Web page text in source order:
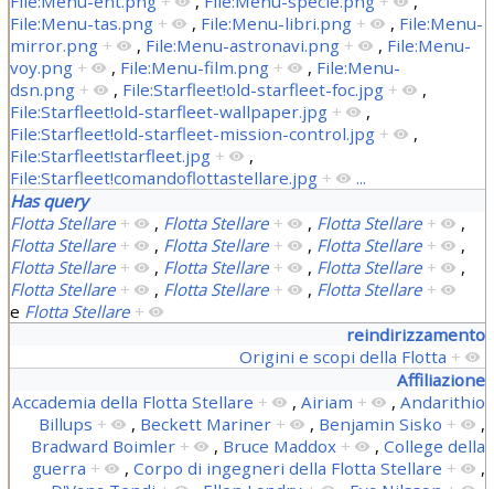
File:Menu-tas.png + , File:Menu-libri.png + , File:Menu-
mirror.png + , File:Menu-astronavi.png + , File:Menu-
voy.png + , File:Menu-film.png + , File:Menu-
dsn.png + , File:Starfleet!old-starfleet-foc.jpg +
,
File:Starfleet!old-starfleet-wallpaper.jpg +
,
File:Starfleet!old-starfleet-mission-control.jpg +
,
File:Starfleet!starfleet.jpg +
,
File:Starfleet!comandoflottastellare.jpg +
...
Has query
Flotta Stellare + , Flotta Stellare + , Flotta Stellare +
,
Flotta Stellare + , Flotta Stellare + , Flotta Stellare +
,
Flotta Stellare + , Flotta Stellare + , Flotta Stellare +
,
Flotta Stellare + , Flotta Stellare + , Flotta Stellare +
e Flotta Stellare +
reindirizzamento
Origini e scopi della Flotta +
Affiliazione
Accademia della Flotta Stellare + ,Airiam + ,Andarithio
Billups + , Beckett Mariner + , Benjamin Sisko +
,
Bradward Boimler + , Bruce Maddox + ,College della
guerra + ,Corpo di ingegneri della Flotta Stellare +
,